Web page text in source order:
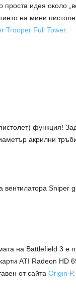
.
c
проста идея около
на мини
Trooper Full Tower.
функция!
акрилни
вентилатора Sniper
на Battlefield 3 е
ATI Radeon HD
от сайта Origin P.